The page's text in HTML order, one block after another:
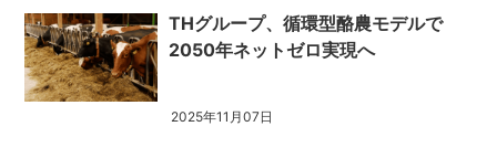
THグループ、循環型酪農モデルで
2050年ネットゼロ実現へ
2025年11月07日